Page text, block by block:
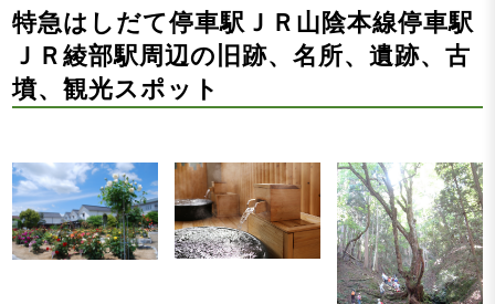
特急はしだて停車駅ＪＲ山陰本線停車駅
ＪＲ綾部駅周辺の旧跡、名所、遺跡、古
墳、観光スポット